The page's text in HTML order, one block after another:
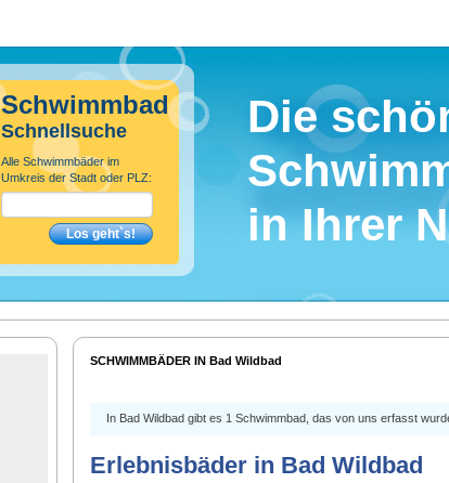
Schwimmbad
Schnellsuche
Alle Schwimmbäder im
Umkreis der Stadt oder PLZ:
Die
in Ihrer
SCHWIMMBÄDER IN Bad Wildbad
In Bad Wildbad gibt es 1 Schwimmbad, das von uns erfasst
Erlebnisbäder in Bad Wildbad